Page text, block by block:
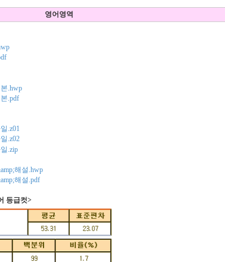
영어영역
.hwp
.pdf
.z01
.z02
.zip
해설.hwp
해설.pdf
등급컷>